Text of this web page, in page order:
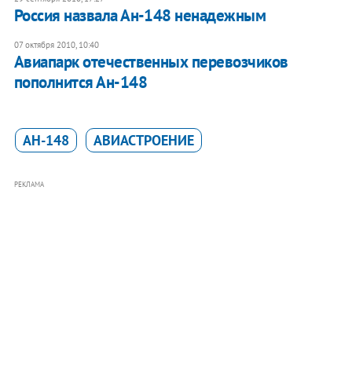
Россия назвала Ан-148 ненадежным
07 октября 2010, 10:40
Авиапарк отечественных перевозчиков
пополнится Ан-148
АН-148 АВИАСТРОЕНИЕ
РЕКЛАМА